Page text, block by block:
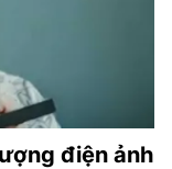
điện ảnh